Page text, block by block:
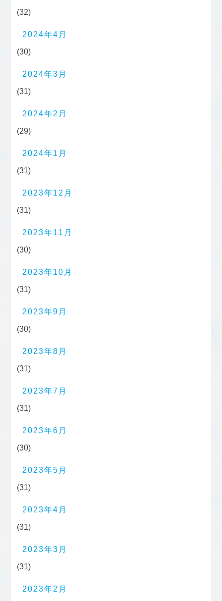
(32)
2024年4月
(30)
2024年3月
(31)
2024年2月
(29)
2024年1月
(31)
2023年12月
(31)
2023年11月
(30)
2023年10月
(31)
2023年9月
(30)
2023年8月
(31)
2023年7月
(31)
2023年6月
(30)
2023年5月
(31)
2023年4月
(31)
2023年3月
(31)
2023年2月